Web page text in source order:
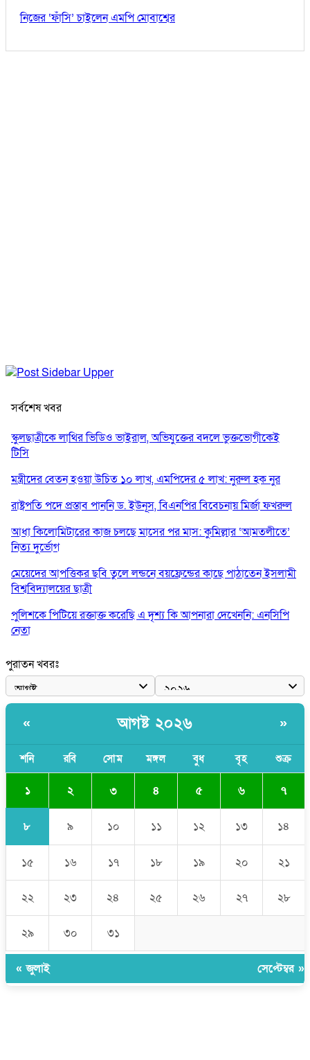
নিজের ‘ফাঁসি’ চাইলেন এমপি মোবাশ্বের
সর্বশেষ খবর
স্কুলছাত্রীকে লাথির ভিডিও ভাইরাল, অভিযুক্তের বদলে ভুক্তভোগীকেই
টিসি
মন্ত্রীদের বেতন হওয়া উচিত ১০ লাখ, এমপিদের ৫ লাখ: নুরুল হক নুর
রাষ্ট্রপতি পদে প্রস্তাব পাননি ড. ইউনূস, বিএনপির বিবেচনায় মির্জা ফখরুল
আধা কিলোমিটারের কাজ চলছে মাসের পর মাস: কুমিল্লার ‘আমতলীতে’
নিত্য দুর্ভোগ
মেয়েদের আপত্তিকর ছবি তুলে লন্ডনে বয়ফ্রেন্ডের কাছে পাঠাতেন ইসলামী
বিশ্ববিদ্যালয়ের ছাত্রী
পুলিশকে পিটিয়ে রক্তাক্ত করেছি এ দৃশ্য কি আপনারা দেখেননি: এনসিপি
নেতা
পাঁচ দেশি মাছে মিলল মাইক্রোপ্লাস্টিক, সবচেয়ে বেশি কই মাছে
বাংলাদেশী কর্মীদের আকামা নিয়ে বড় সুখবর দিলো সৌদি সরকার
ওয়াজেদ জয়
সাকিব আল হাসানের বাড়িতে আগুন, পেট্রলবোমা বিস্ফোরণ
পুরাতন খবরঃ
« আগষ্ট ২০২৬ »
শনি রবি সোম মঙ্গল বুধ বৃহ শুক্র
১ ২ ৩ ৪ ৫ ৬ ৭
৮ ৯ ১০ ১১ ১২ ১৩ ১৪
১৫ ১৬ ১৭ ১৮ ১৯ ২০ ২১
২২ ২৩ ২৪ ২৫ ২৬ ২৭ ২৮
২৯ ৩০ ৩১
« জুলাই সেপ্টেম্বর »